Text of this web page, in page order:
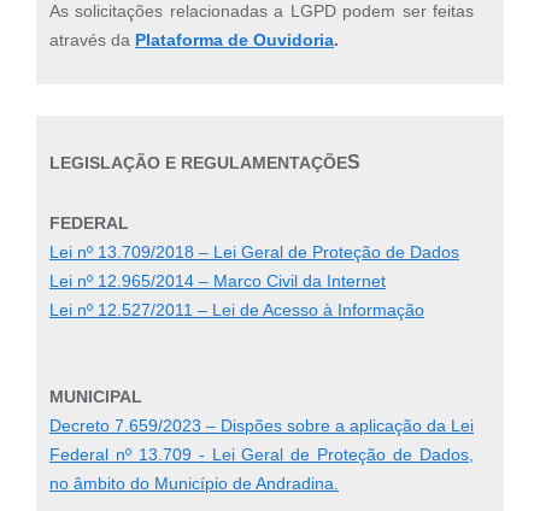
As solicitações relacionadas a LGPD podem ser feitas
através da Plataforma de Ouvidoria.
LEGISLAÇÃO E REGULAMENTAÇÕES
FEDERAL
Lei nº 13.709/2018 – Lei Geral de Proteção de Dados
Lei nº 12.965/2014 – Marco Civil da Internet
Lei nº 12.527/2011 – Lei de Acesso à Informação
MUNICIPAL
Decreto 7.659/2023 – Dispões sobre a aplicação da Lei
Federal nº 13.709 - Lei Geral de Proteção de Dados,
no âmbito do Município de Andradina.